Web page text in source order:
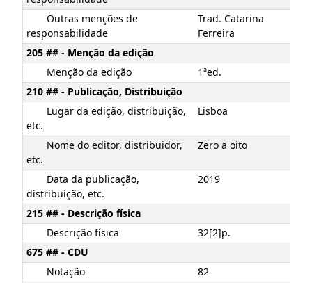
Outras menções de
responsabilidade
Trad. Catarina
Ferreira
205 ## - Menção da edição
Menção da edição
1ªed.
210 ## - Publicação, Distribuição
Lugar da edição, distribuição,
etc.
Lisboa
Nome do editor, distribuidor,
etc.
Zero a oito
Data da publicação,
distribuição, etc.
2019
215 ## - Descrição física
Descrição física
32[2]p.
675 ## - CDU
Notação
82